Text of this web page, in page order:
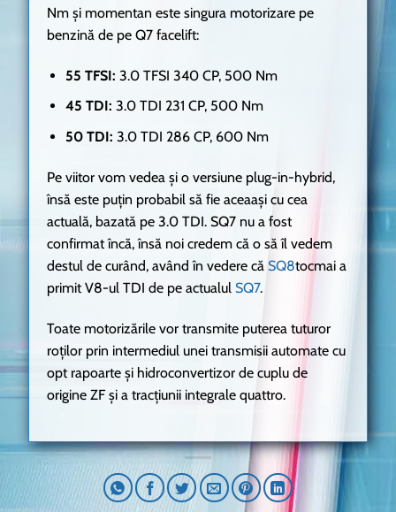
Nm și momentan este singura motorizare pe
benzină de pe Q7 facelift:
55 TFSI: 3.0 TFSI 340 CP, 500 Nm
45 TDI: 3.0 TDI 231 CP, 500 Nm
50 TDI: 3.0 TDI 286 CP, 600 Nm
Pe viitor vom vedea și o versiune plug-in-hybrid,
însă este puțin probabil să fie aceaași cu cea
actuală, bazată pe 3.0 TDI. SQ7 nu a fost
confirmat încă, însă noi credem că o să îl vedem
destul de curând, având în vedere că SQ8tocmai a
primit V8-ul TDI de pe actualul SQ7.
Toate motorizările vor transmite puterea tuturor
roților prin intermediul unei transmisii automate cu
opt rapoarte și hidroconvertizor de cuplu de
origine ZF și a tracțiunii integrale quattro.